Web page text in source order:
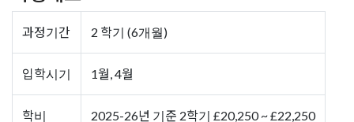
과정기간 2 학기 (6개월)
입학시기 1월, 4월
학비 2025-26년 기준 2학기 £20,250 ~ £22,250